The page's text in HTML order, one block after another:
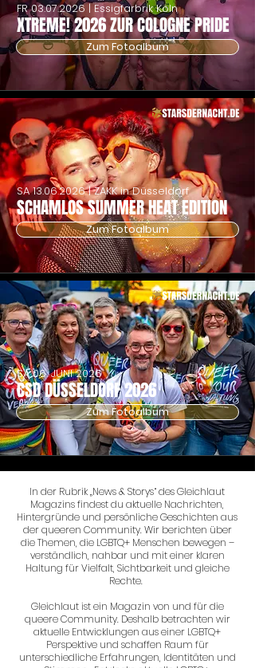
XTREME! 2026 ZUR COLOGNE PRIDE
FR03.07.2026| Essigfarbrik Köln
Zum Fotoalbum
SCHAMLOS SUMMER HEAT EDITION
SA13.06.2026| ZAKK in Düsseldorf
Zum Fotoalbum
CSD DÜSSELDORF 2026
SA 06. JUNI 2026
Zum Fotoalbum
In der Rubrik „News & Storys“ des Gleichlaut
Magazins findest du aktuelle Nachrichten,
Hintergründe und persönliche Geschichten aus
der queeren Community. Wir berichten über
die Themen, die LGBTQ+ Menschen bewegen –
verständlich, nahbar und mit einer klaren
Haltung für Vielfalt, Sichtbarkeit und gleiche
Rechte.
Gleichlaut ist ein Magazin von und für die
queere Community. Deshalb betrachten wir
aktuelle Entwicklungen aus einer LGBTQ+
Perspektive und schaffen Raum für
unterschiedliche Erfahrungen, Identitäten und